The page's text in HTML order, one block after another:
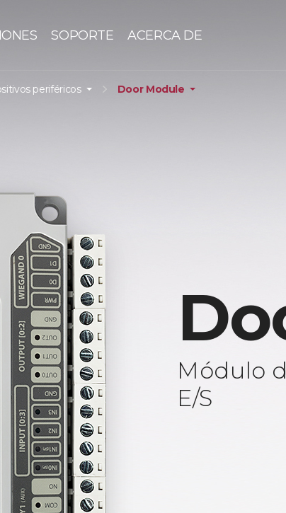
SOPORTE ACERCA DE
Módulo
E/S
periféricos Door Module